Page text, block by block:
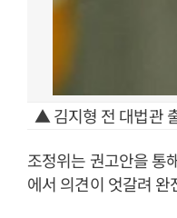
▲ 김지형 전 대법관
조정위는 권고안을 통
에서 의견이 엇갈려